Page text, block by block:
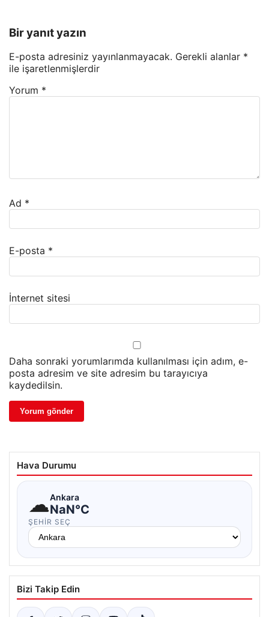
Bir yanıt yazın
E-posta adresiniz yayınlanmayacak. Gerekli alanlar *
ile işaretlenmişlerdir
Yorum *
Ad *
E-posta *
İnternet sitesi
Daha sonraki yorumlarımda kullanılması için adım, e-
posta adresim ve site adresim bu tarayıcıya
kaydedilsin.
Hava Durumu
☁Ankara
NaN°C
ŞEHIR SEÇ
Bizi Takip Edin